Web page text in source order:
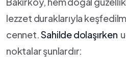
lezzet duraklarıyla
cennet.Sahilde dolaşırken
noktalar şunlardır: